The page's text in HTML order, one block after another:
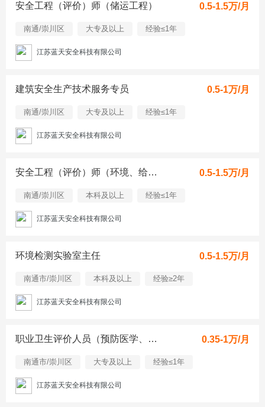
安全工程（评价）师（储运工程） 0.5-1.5万/月
南通/崇川区 大专及以上 经验≤1年
江苏蓝天安全科技有限公司
建筑安全生产技术服务专员 0.5-1万/月
南通/崇川区 大专及以上 经验≤1年
江苏蓝天安全科技有限公司
安全工程（评价）师（环境、给排水） 0.5-1.5万/月
南通/崇川区 本科及以上 经验≤1年
江苏蓝天安全科技有限公司
环境检测实验室主任 0.5-1.5万/月
南通市/崇川区 本科及以上 经验≥2年
江苏蓝天安全科技有限公司
职业卫生评价人员（预防医学、公共卫生） 0.35-1万/月
南通市/崇川区 大专及以上 经验≤1年
江苏蓝天安全科技有限公司